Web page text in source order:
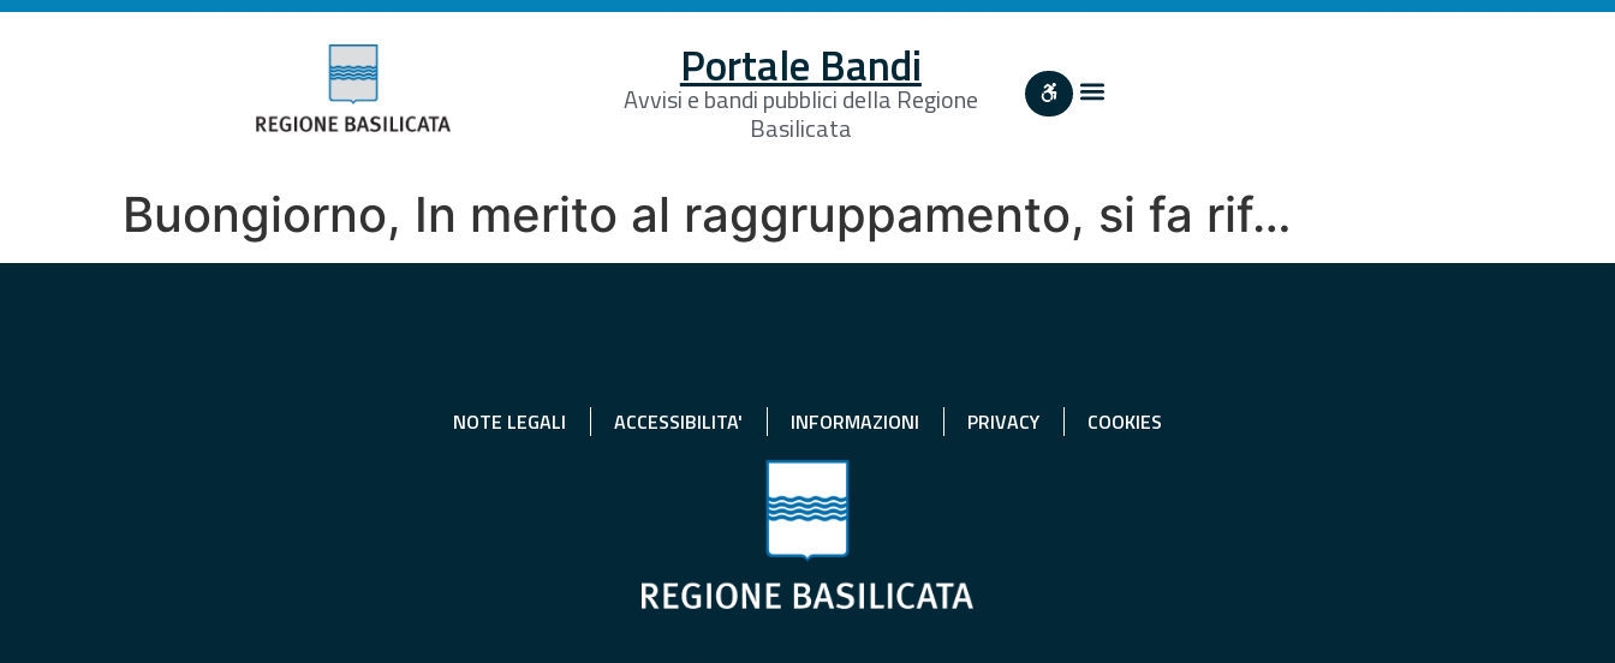
Portale Bandi
Avvisi e bandi pubblici della Regione
Basilicata
Buongiorno, In merito al raggruppamento, si fa rif…
NOTE LEGALI ACCESSIBILITA' INFORMAZIONI PRIVACY COOKIES